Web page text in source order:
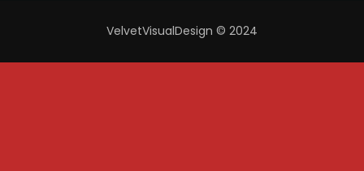
VelvetVisualDesign © 2024